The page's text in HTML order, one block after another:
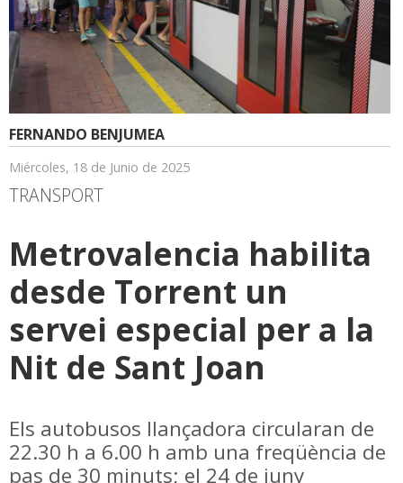
FERNANDO BENJUMEA
Miércoles, 18 de Junio de 2025
TRANSPORT
Metrovalencia habilita
desde Torrent un
servei especial per a la
Nit de Sant Joan
Els autobusos llançadora circularan de
22.30 h a 6.00 h amb una freqüència de
pas de 30 minuts; el 24 de juny